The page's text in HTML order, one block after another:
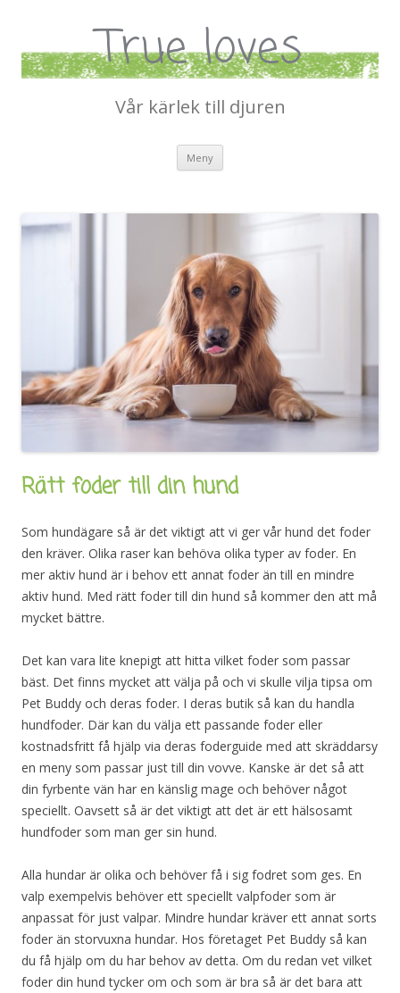
True loves
Vår kärlek till djuren
Meny
Rätt foder till din hund
Som hundägare så är det viktigt att vi ger vår hund det foder
den kräver. Olika raser kan behöva olika typer av foder. En
mer aktiv hund är i behov ett annat foder än till en mindre
aktiv hund. Med rätt foder till din hund så kommer den att må
mycket bättre.
Det kan vara lite knepigt att hitta vilket foder som passar
bäst. Det finns mycket att välja på och vi skulle vilja tipsa om
Pet Buddy och deras foder. I deras butik så kan du handla
hundfoder. Där kan du välja ett passande foder eller
kostnadsfritt få hjälp via deras foderguide med att skräddarsy
en meny som passar just till din vovve. Kanske är det så att
din fyrbente vän har en känslig mage och behöver något
speciellt. Oavsett så är det viktigt att det är ett hälsosamt
hundfoder som man ger sin hund.
Alla hundar är olika och behöver få i sig fodret som ges. En
valp exempelvis behöver ett speciellt valpfoder som är
anpassat för just valpar. Mindre hundar kräver ett annat sorts
foder än storvuxna hundar. Hos företaget Pet Buddy så kan
du få hjälp om du har behov av detta. Om du redan vet vilket
foder din hund tycker om och som är bra så är det bara att